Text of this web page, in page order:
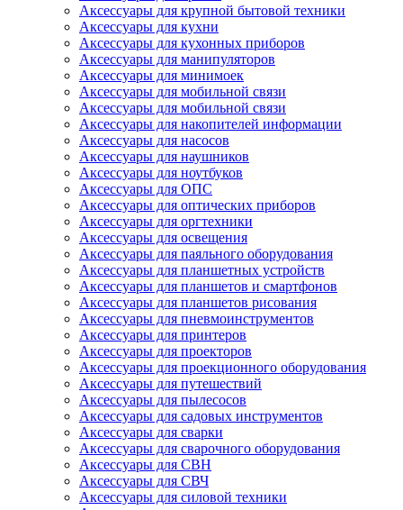
Аксессуары для крупной бытовой техники
Аксессуары для кухни
Аксессуары для кухонных приборов
Аксессуары для манипуляторов
Аксессуары для минимоек
Аксессуары для мобильной связи
Аксессуары для мобильной связи
Аксессуары для накопителей информации
Аксессуары для насосов
Аксессуары для наушников
Аксессуары для ноутбуков
Аксессуары для ОПС
Аксессуары для оптических приборов
Аксессуары для оргтехники
Аксессуары для освещения
Аксессуары для паяльного оборудования
Аксессуары для планшетных устройств
Аксессуары для планшетов и смартфонов
Аксессуары для планшетов рисования
Аксессуары для пневмоинструментов
Аксессуары для принтеров
Аксессуары для проекторов
Аксессуары для проекционного оборудования
Аксессуары для путешествий
Аксессуары для пылесосов
Аксессуары для садовых инструментов
Аксессуары для сварки
Аксессуары для сварочного оборудования
Аксессуары для СВН
Аксессуары для СВЧ
Аксессуары для силовой техники